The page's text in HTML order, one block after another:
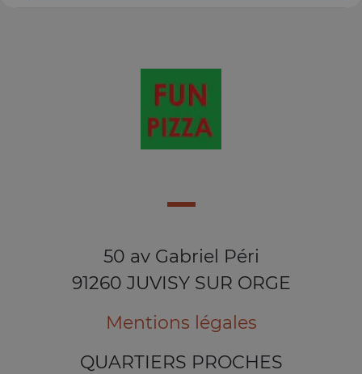
50 av Gabriel Péri
91260 JUVISY SUR ORGE
Mentions légales
QUARTIERS PROCHES